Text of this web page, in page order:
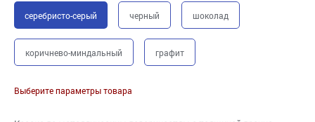
серебристо-серый черный шоколад
коричнево-миндальный графит
Выберите параметры товара